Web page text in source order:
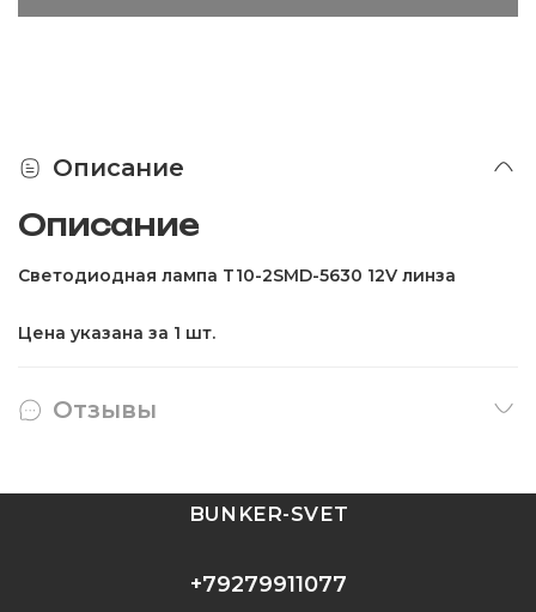
Описание
Описание
Светодиодная лампа T10-2SMD-5630 12V линза
Цена указана за 1 шт.
Отзывы
+79279911077
BUNKER-SVET